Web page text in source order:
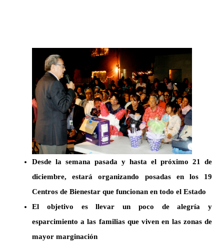
Desde la semana pasada y hasta el próximo 21 de
diciembre, estará organizando posadas en los 19
Centros de Bienestar que funcionan en todo el Estado
El objetivo es llevar un poco de alegría y
esparcimiento a las familias que viven en las zonas de
mayor marginación